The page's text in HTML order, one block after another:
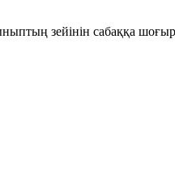
зейінін сабаққа